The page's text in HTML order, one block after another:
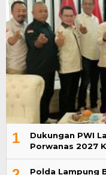
1
Dukungan PWI
Porwanas 2027
Polda Lampung